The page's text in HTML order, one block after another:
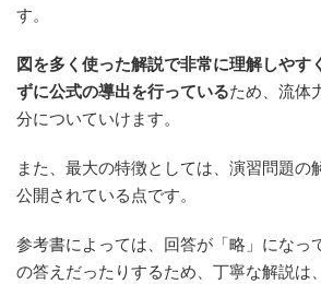
す。
図を多く使った解説で非常に理解しやす
ずに公式の導出を行っているため、流体
分についていけます。
また、最大の特徴としては、演習問題の
公開されている点です。
参考書によっては、回答が「略」になっ
の答えだったりするため、丁寧な解説は